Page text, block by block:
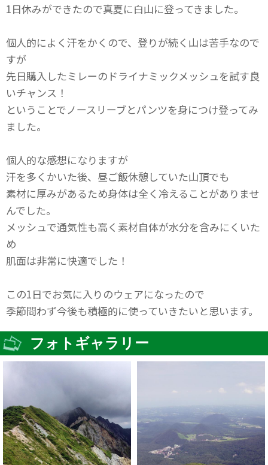
1日休みができたので真夏に白山に登ってきました。
個人的によく汗をかくので、登りが続く山は苦手なので
すが
先日購入したミレーのドライナミックメッシュを試す良
いチャンス！
ということでノースリーブとパンツを身につけ登ってみ
ました。
個人的な感想になりますが
汗を多くかいた後、昼ご飯休憩していた山頂でも
素材に厚みがあるため身体は全く冷えることがありませ
んでした。
メッシュで通気性も高く素材自体が水分を含みにくいた
め
肌面は非常に快適でした！
この1日でお気に入りのウェアになったので
季節問わず今後も積極的に使っていきたいと思います。
フォトギャラリー